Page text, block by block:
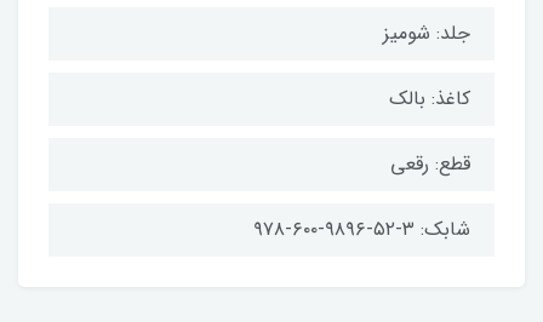
جلد: شومیز
کاغذ: بالک
قطع: رقعی
شابک: ۳-۵۲-۹۸۹۶-۶۰۰-۹۷۸